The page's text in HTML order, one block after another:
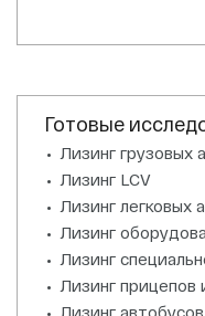
Готовые
Лизинг грузовых
Лизинг LCV
Лизинг легковых
Лизинг
Лизинг
Лизинг прицепов
Лизинг автобусов